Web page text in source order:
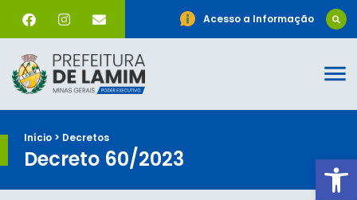
Acesso a Informação
Início > Decretos
Decreto 60/2023